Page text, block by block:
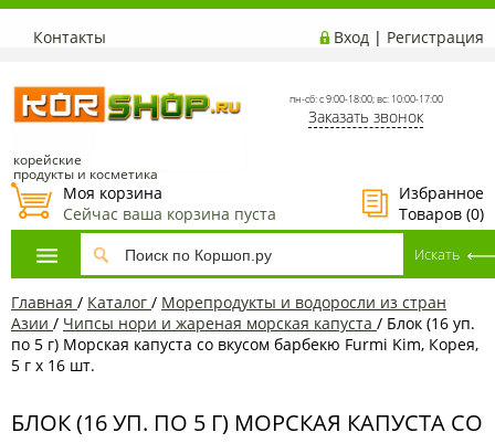
Контакты Вход | Регистрация
корейские
продукты и косметика
пн-сб: с 9:00-18:00; вс: 10:00-17:00
Заказать звонок
Избранное
Товаров (0)
Моя корзина
Сейчас ваша корзина пуста
Главная / Каталог / Морепродукты и водоросли из стран
Азии / Чипсы нори и жареная морская капуста / Блок (16 уп.
по 5 г) Морская капуста со вкусом барбекю Furmi Kim, Корея,
5 г х 16 шт.
БЛОК (16 УП. ПО 5 Г) МОРСКАЯ КАПУСТА СО